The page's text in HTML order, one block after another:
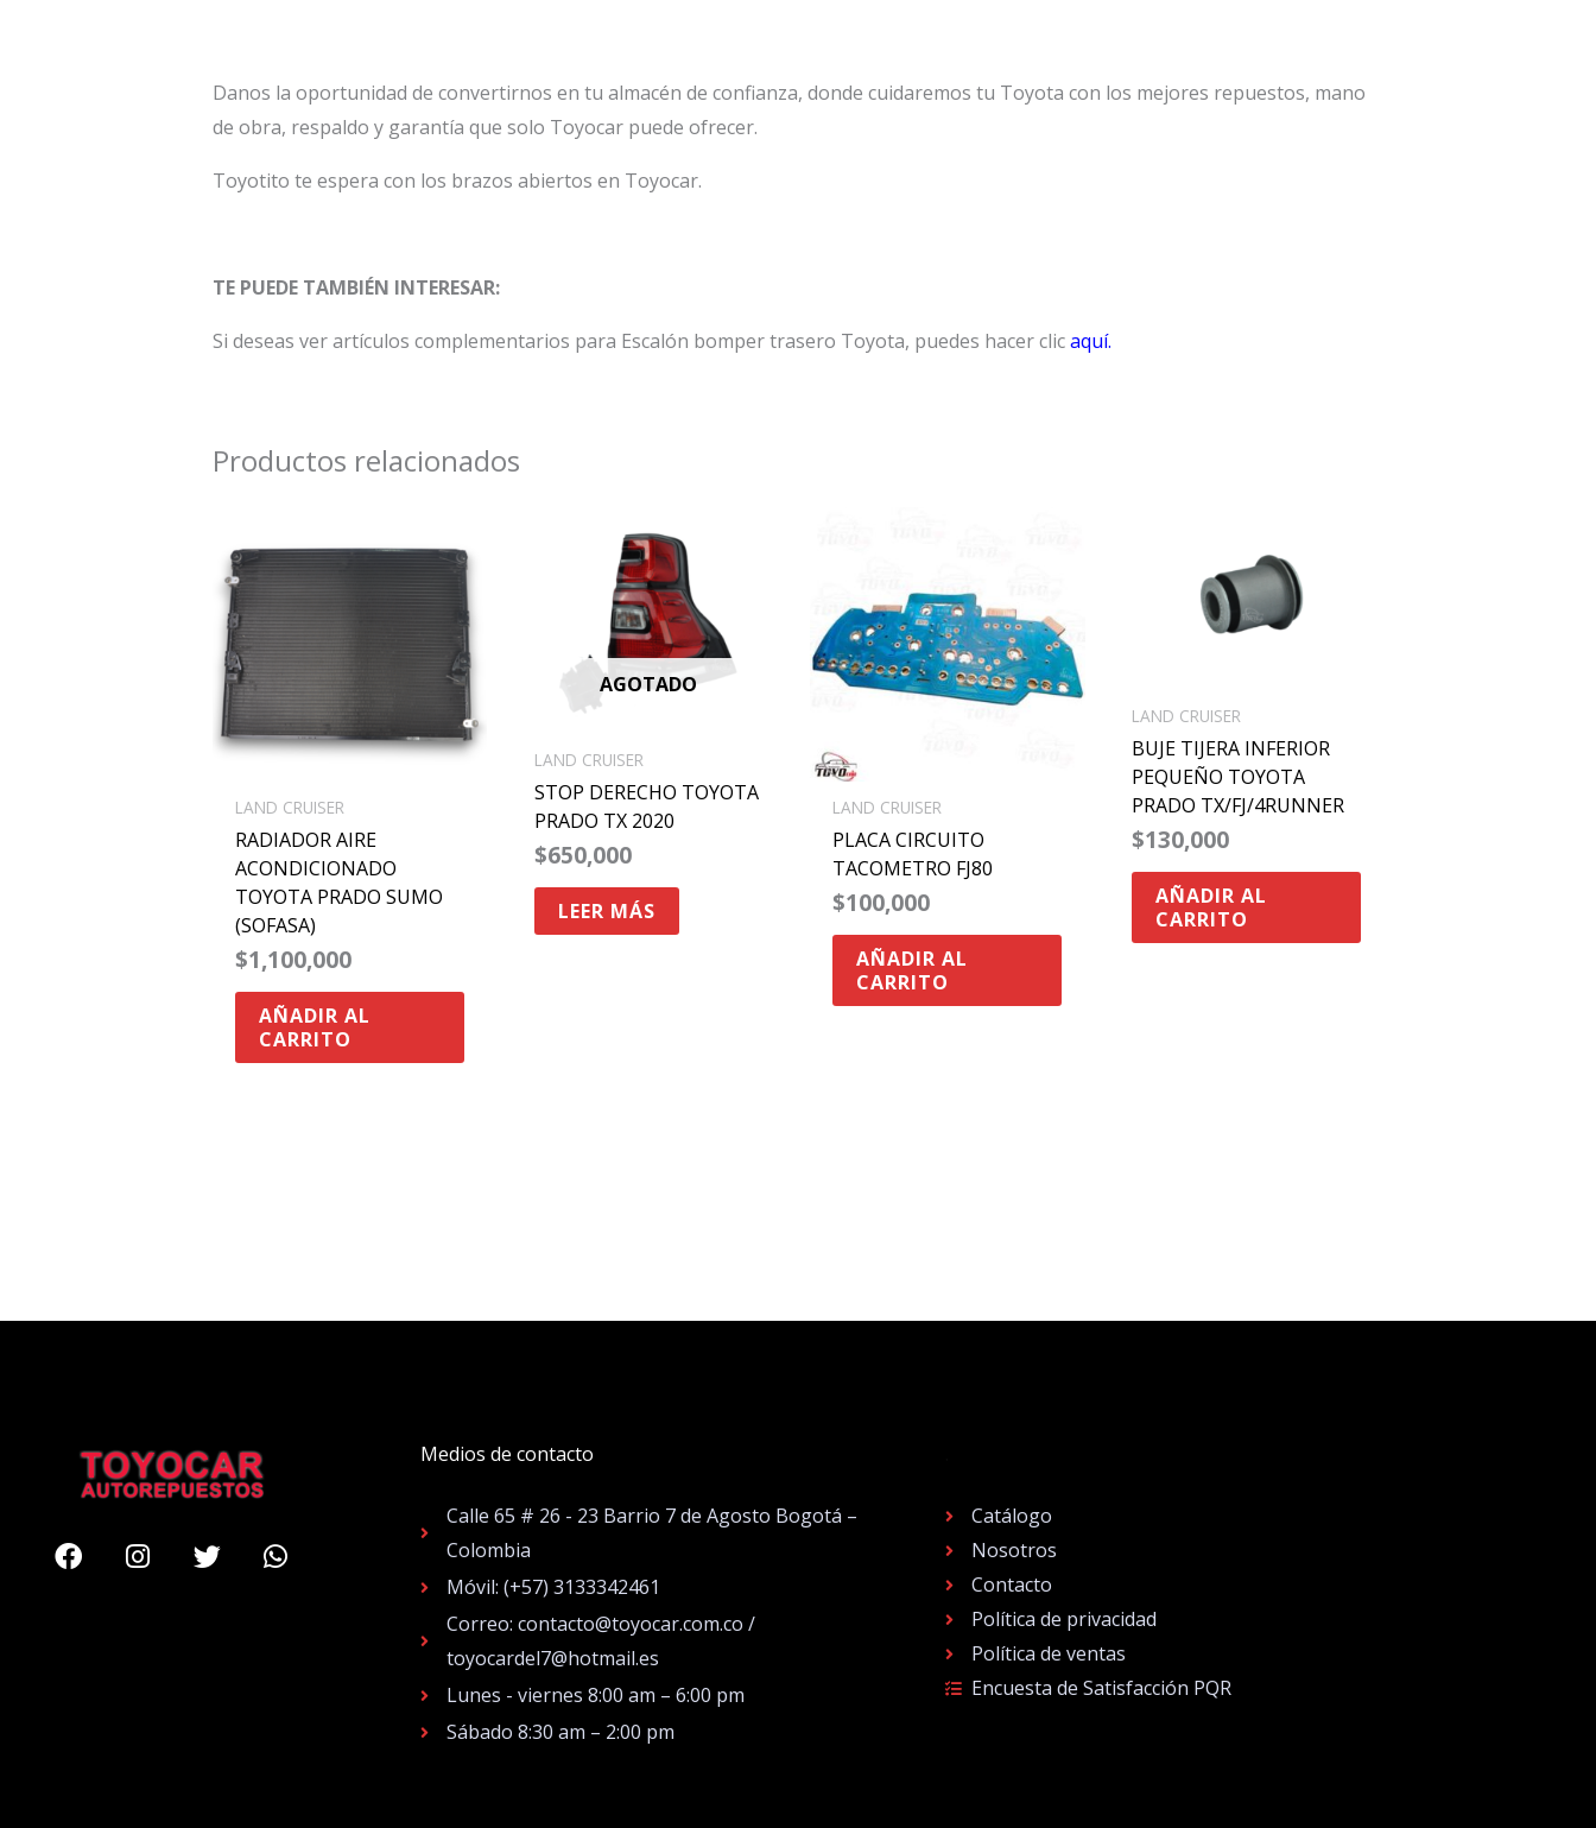
Danos la oportunidad de convertirnos en tu almacén de confianza, donde cuidaremos tu Toyota con los mejores repuestos, mano
de obra, respaldo y garantía que solo Toyocar puede ofrecer.
Toyotito te espera con los brazos abiertos en Toyocar.
TE PUEDE TAMBIÉN INTERESAR:
Si deseas ver artículos complementarios para Escalón bomper trasero Toyota, puedes hacer clicaquí.
Productos relacionados
LAND CRUISER
RADIADOR AIRE
ACONDICIONADO
TOYOTA PRADO SUMO
(SOFASA)
$1,100,000
AÑADIR AL
CARRITO
AGOTADO
LAND CRUISER
STOP DERECHO TOYOTA
PRADO TX 2020
$650,000
LEER MÁS
LAND CRUISER
PLACA CIRCUITO
TACOMETRO FJ80
$100,000
AÑADIR AL
CARRITO
LAND CRUISER
BUJE TIJERA INFERIOR
PEQUEÑO TOYOTA
PRADO TX/FJ/4RUNNER
$130,000
AÑADIR AL
CARRITO
FacebookInstagram
TwitterWhatsapp
Medios de contacto
Calle 65 # 26 - 23 Barrio 7 de Agosto Bogotá –
Colombia
Móvil: (+57) 3133342461
Correo: contacto@toyocar.com.co /
toyocardel7@hotmail.es
Lunes - viernes 8:00 am – 6:00 pm
Sábado 8:30 am – 2:00 pm
Catálogo
Nosotros
Contacto
Política de privacidad
Política de ventas
Encuesta de Satisfacción PQR